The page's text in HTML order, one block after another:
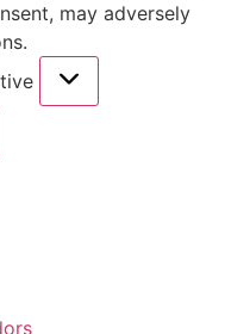
may adversely